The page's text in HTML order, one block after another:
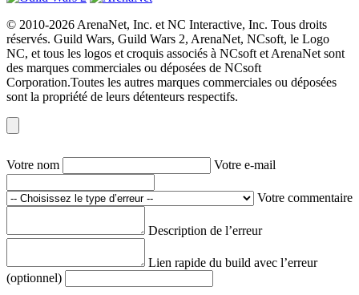
© 2010-2026 ArenaNet, Inc. et NC Interactive, Inc. Tous droits
réservés. Guild Wars, Guild Wars 2, ArenaNet, NCsoft, le Logo
NC, et tous les logos et croquis associés à NCsoft et ArenaNet sont
des marques commerciales ou déposées de NCsoft
Corporation.Toutes les autres marques commerciales ou déposées
sont la propriété de leurs détenteurs respectifs.
Votre nom Votre e-mail
Votre commentaire
Description de l’erreur
Lien rapide du build avec l’erreur
(optionnel)